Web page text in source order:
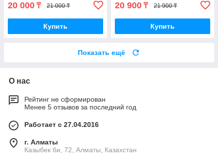
20 000 ₸ 21 000 ₸
Купить
20 900 ₸ 21 900 ₸
Купить
Показать ещё
О нас
Рейтинг не сформирован
Менее 5 отзывов за последний год
Работает с 27.04.2016
г. Алматы
Казыбек би, 72, Алматы, Казахстан